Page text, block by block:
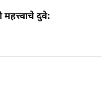
दुवे: